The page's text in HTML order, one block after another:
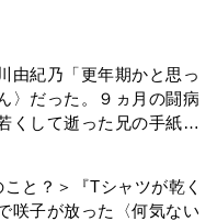
由紀乃「更年期かと思っ
〉だった。９ヵ月の闘病
くして逝った兄の手紙を
こと？＞『Tシャツが乾く
咲子が放った〈何気ない